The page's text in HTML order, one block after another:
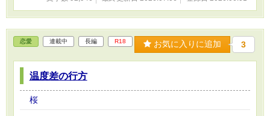
恋愛 連載中 長編 R18 お気に入りに追加 3
温度差の行方
桜